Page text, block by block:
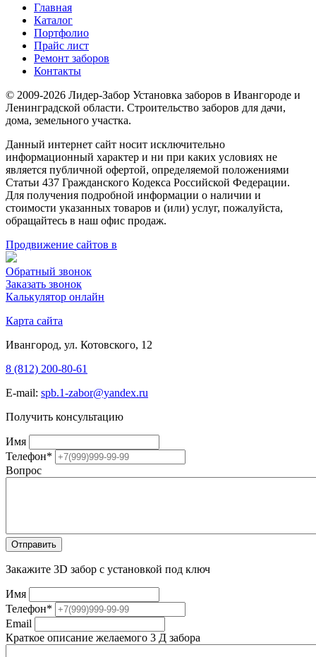
Главная
Каталог
Портфолио
Прайс лист
Ремонт заборов
Контакты
© 2009-2026 Лидер-Забор Установка заборов в Ивангороде и
Ленинградской области. Строительство заборов для дачи,
дома, земельного участка.
Данный интернет сайт носит исключительно
информационный характер и ни при каких условиях не
является публичной офертой, определяемой положениями
Статьи 437 Гражданского Кодекса Российской Федерации.
Для получения подробной информации о наличии и
стоимости указанных товаров и (или) услуг, пожалуйста,
обращайтесь в наш офис продаж.
Продвижение сайтов в
Обратный звонок
Заказать звонок
Калькулятор онлайн
Карта сайта
Ивангород, ул. Котовского, 12
8 (812) 200-80-61
E-mail: spb.1-zabor@yandex.ru
Получить консультацию
Имя
Телефон*
Вопрос
Закажите 3D забор с установкой под ключ
Имя
Телефон*
Email
Краткое описание желаемого 3 Д забора